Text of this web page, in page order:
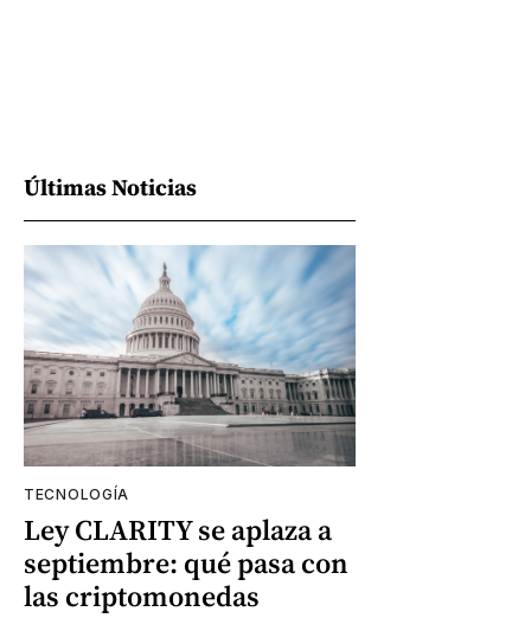
Últimas Noticias
TECNOLOGÍA
Ley CLARITY se aplaza a
septiembre: qué pasa con
las criptomonedas